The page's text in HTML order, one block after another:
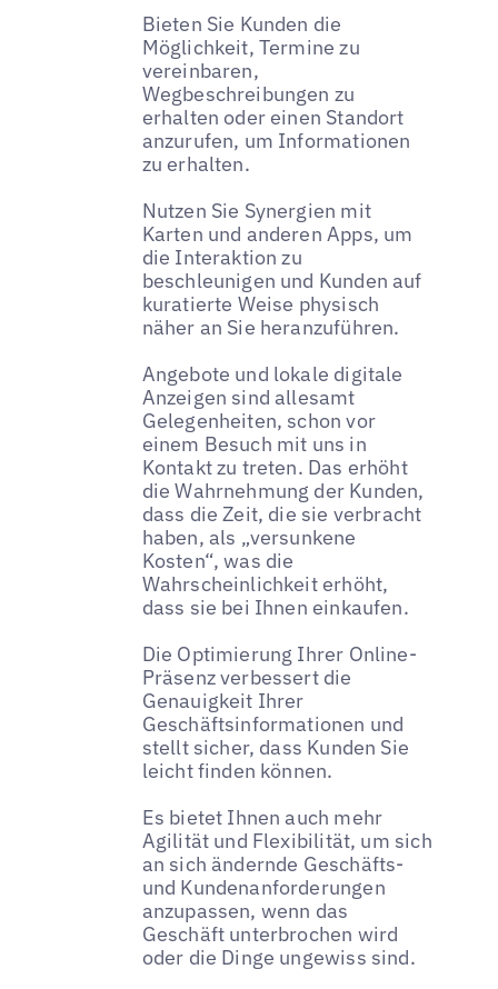
Bieten Sie Kunden die
Möglichkeit, Termine zu
vereinbaren,
Wegbeschreibungen zu
erhalten oder einen Standort
anzurufen, um Informationen
zu erhalten.
Nutzen Sie Synergien mit
Karten und anderen Apps, um
die Interaktion zu
beschleunigen und Kunden auf
kuratierte Weise physisch
näher an Sie heranzuführen.
Angebote und lokale digitale
Anzeigen sind allesamt
Gelegenheiten, schon vor
einem Besuch mit uns in
Kontakt zu treten. Das erhöht
die Wahrnehmung der Kunden,
dass die Zeit, die sie verbracht
haben, als „versunkene
Kosten“, was die
Wahrscheinlichkeit erhöht,
dass sie bei Ihnen einkaufen.
Die Optimierung Ihrer Online-
Präsenz verbessert die
Genauigkeit Ihrer
Geschäftsinformationen und
stellt sicher, dass Kunden Sie
leicht finden können.
Es bietet Ihnen auch mehr
Agilität und Flexibilität, um sich
an sich ändernde Geschäfts-
und Kundenanforderungen
anzupassen, wenn das
Geschäft unterbrochen wird
oder die Dinge ungewiss sind.